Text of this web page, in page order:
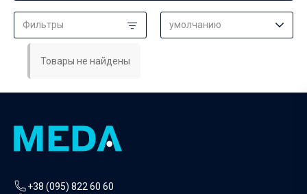
Фильтры умолчанию
Товары не найдены
+38 (095) 822 60 60